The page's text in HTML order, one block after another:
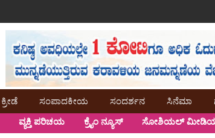
ಕ್ರೀಡೆ ಸಂಪಾದಕೀಯ ಸಂದರ್ಶನ ಸಿನೆಮಾ
ವ್ಯಕ್ತಿ ಪರಿಚಯ ಕ್ರೈಂ ನ್ಯೂಸ್ ಸೋಶಿಯಲ್